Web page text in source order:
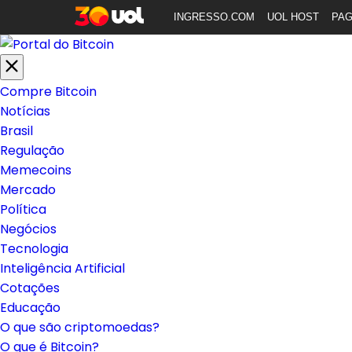
INGRESSO.COM UOL HOST
Compre Bitcoin
Notícias
Brasil
Regulação
Memecoins
Mercado
Política
Negócios
Tecnologia
Inteligência Artificial
Cotações
Educação
O que são criptomoedas?
O que é Bitcoin?